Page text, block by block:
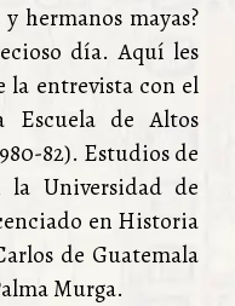
hermanos mayas?
día. Aquí les
la entrevista con el
de Altos
82). Estudios de
Universidad de
en Historia
de Guatemala
Murga.